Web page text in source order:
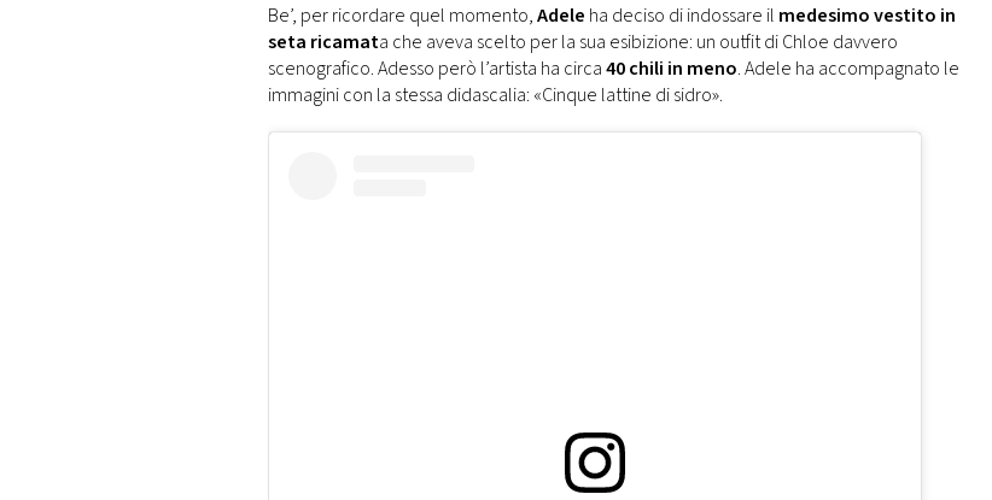
Be’, per ricordare quel momento,Adele ha deciso di indossare il medesimo vestito in
seta ricamata che aveva scelto per la sua esibizione: un outfit di Chloe davvero
scenografico. Adesso però l’artista ha circa40 chili in meno. Adele ha accompagnato le
immagini con la stessa didascalia: «Cinque lattine di sidro».